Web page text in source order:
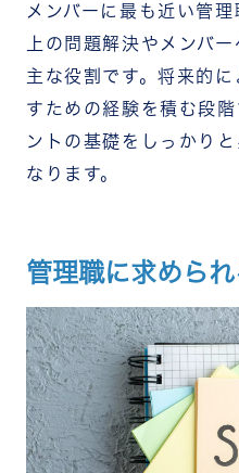
メンバーに最も近い管
上の問題解決やメンバ
主な役割です。将来的
すための経験を積む段
ントの基礎をしっかり
なります。
管理職に求めら